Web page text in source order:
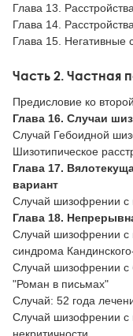
Глава 13.
Глава 14.
Глава 15. Негативные
Часть 2. Частная
Предисловие ко
Глава 16. Случаи
Случай Гебоидной
Шизотипическое
Глава 17.
вариант
Случай шизофрении с
Глава 18.
Случай шизофрении с
синдрома
Случай шизофрении с
"Роман в письмах"
Случай: 52 года
Случай шизофрении